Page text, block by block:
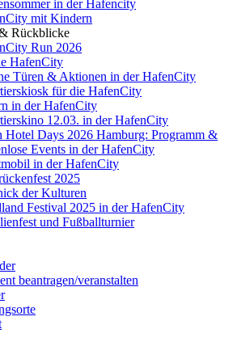
in der Hafencity
mit Kindern
Rückblicke
Run 2026
HafenCity
Türen & Aktionen in der HafenCity
für die HafenCity
in der HafenCity
12.03. in der HafenCity
Hotel Days 2026 Hamburg: Programm &
Events in der HafenCity
in der HafenCity
2025
der Kulturen
Festival 2025 in der HafenCity
und Fußballturnier
beantragen/veranstalten